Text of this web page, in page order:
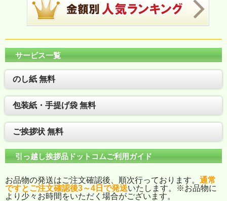
サービス一覧
のし紙 無料
包装紙・手提げ袋 無料
ご挨拶状 無料
引っ越し挨拶品ドットコムご利用ガイド
お品物の発送はご注文確認後、順次行っております。 通常
ですとご注文確認後3～4日で発送いたします。※お品物に
より少々お時間をいただく場合がございます。